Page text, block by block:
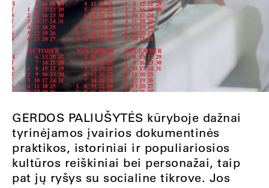
GERDOS PALIUŠYTĖS kūryboje dažnai
tyrinėjamos įvairios dokumentinės
praktikos, istoriniai ir populiariosios
kultūros reiškiniai bei personažai, taip
pat jų ryšys su socialine tikrove. Jos